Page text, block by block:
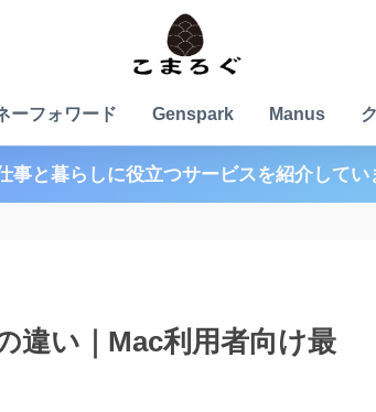
ーフォワード Genspark Manus
と暮らしに役立つサービスを紹介して
違い｜Mac利用者向け最